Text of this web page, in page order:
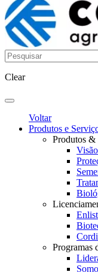
Clear
Voltar
Produtos e
Produtos &
Enlist
Programas